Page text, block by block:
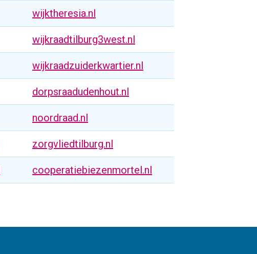
wijktheresia.nl
wijkraadtilburg3west.nl
wijkraadzuiderkwartier.nl
dorpsraadudenhout.nl
noordraad.nl
zorgvliedtilburg.nl
cooperatiebiezenmortel.nl